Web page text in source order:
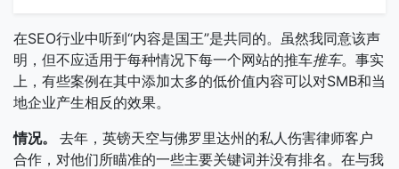
在SEO行业中听到“内容是国王”是共同的。虽然我同意该声
明，但不应适用于每种情况下每一个网站的推车推车。事实
上，有些案例在其中添加太多的低价值内容可以对SMB和当
地企业产生相反的效果。
情况。 去年，英镑天空与佛罗里达州的私人伤害律师客户
合作，对他们所瞄准的一些主要关键词并没有排名。在与我